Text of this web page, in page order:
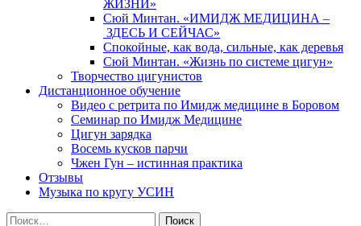
ЖИЗНИ»
Сюй Минтан. «ИМИДЖ МЕДИЦИНА –
ЗДЕСЬ И СЕЙЧАС»
Спокойные, как вода, сильные, как деревья
Сюй Минтан. «Жизнь по системе цигун»
Творчество цигунистов
Дистанционное обучение
Видео с ретрита по Имидж медицине в Боровом
Семинар по Имидж Медицине
Цигун зарядка
Восемь кусков парчи
Чжен Гун – истинная практика
Отзывы
Музыка по кругу УСИН
Найти: